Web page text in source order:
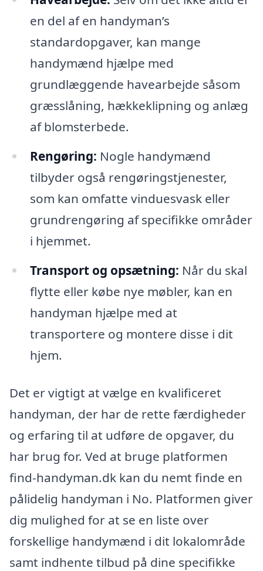
en del af en handyman’s
standardopgaver, kan mange
handymænd hjælpe med
grundlæggende havearbejde såsom
græsslåning, hækkeklipning og anlæg
af blomsterbede.
Rengøring: Nogle handymænd
tilbyder også rengøringstjenester,
som kan omfatte vinduesvask eller
grundrengøring af specifikke områder
i hjemmet.
Transport og opsætning: Når du skal
flytte eller købe nye møbler, kan en
handyman hjælpe med at
transportere og montere disse i dit
hjem.
Det er vigtigt at vælge en kvalificeret
handyman, der har de rette færdigheder
og erfaring til at udføre de opgaver, du
har brug for. Ved at bruge platformen
find-handyman.dk kan du nemt finde en
pålidelig handyman i No. Platformen giver
dig mulighed for at se en liste over
forskellige handymænd i dit lokalområde
samt indhente tilbud på dine specifikke